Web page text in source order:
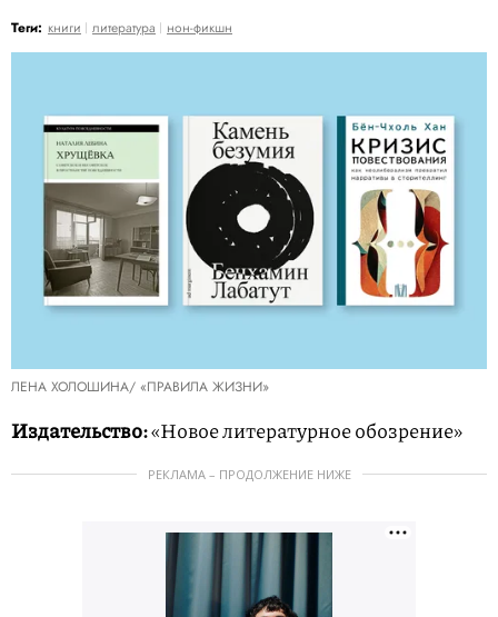
Теги: книги литература нон-фикшн
ЛЕНА ХОЛОШИНА/ «ПРАВИЛА ЖИЗНИ»
Издательство:«Новое литературное обозрение»
РЕКЛАМА – ПРОДОЛЖЕНИЕ НИЖЕ